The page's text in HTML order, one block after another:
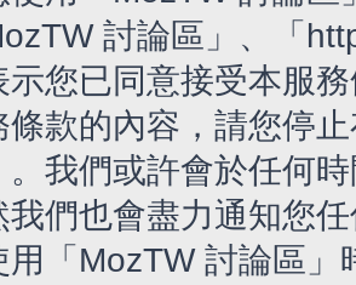
討論區」、「
示您已同意接受本服
條款的內容，請您停
。我們或許會於任何
我們也會盡力通知您
用「MozTW 討論區